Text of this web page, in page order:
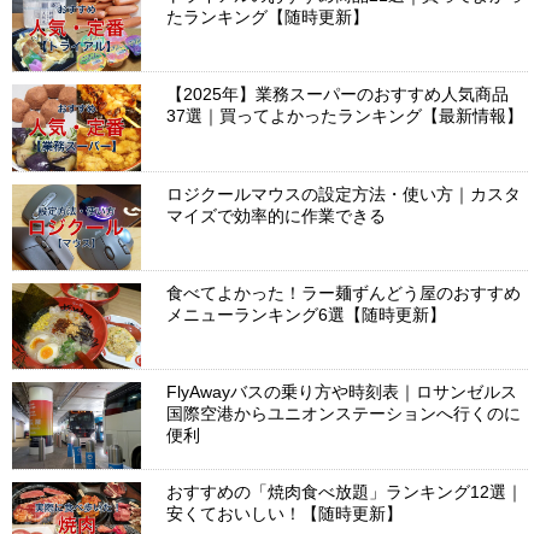
たランキング【随時更新】
【2025年】業務スーパーのおすすめ人気商品
37選｜買ってよかったランキング【最新情報】
ロジクールマウスの設定方法・使い方｜カスタ
マイズで効率的に作業できる
食べてよかった！ラー麺ずんどう屋のおすすめ
メニューランキング6選【随時更新】
FlyAwayバスの乗り方や時刻表｜ロサンゼルス
国際空港からユニオンステーションへ行くのに
便利
おすすめの「焼肉食べ放題」ランキング12選｜
安くておいしい！【随時更新】